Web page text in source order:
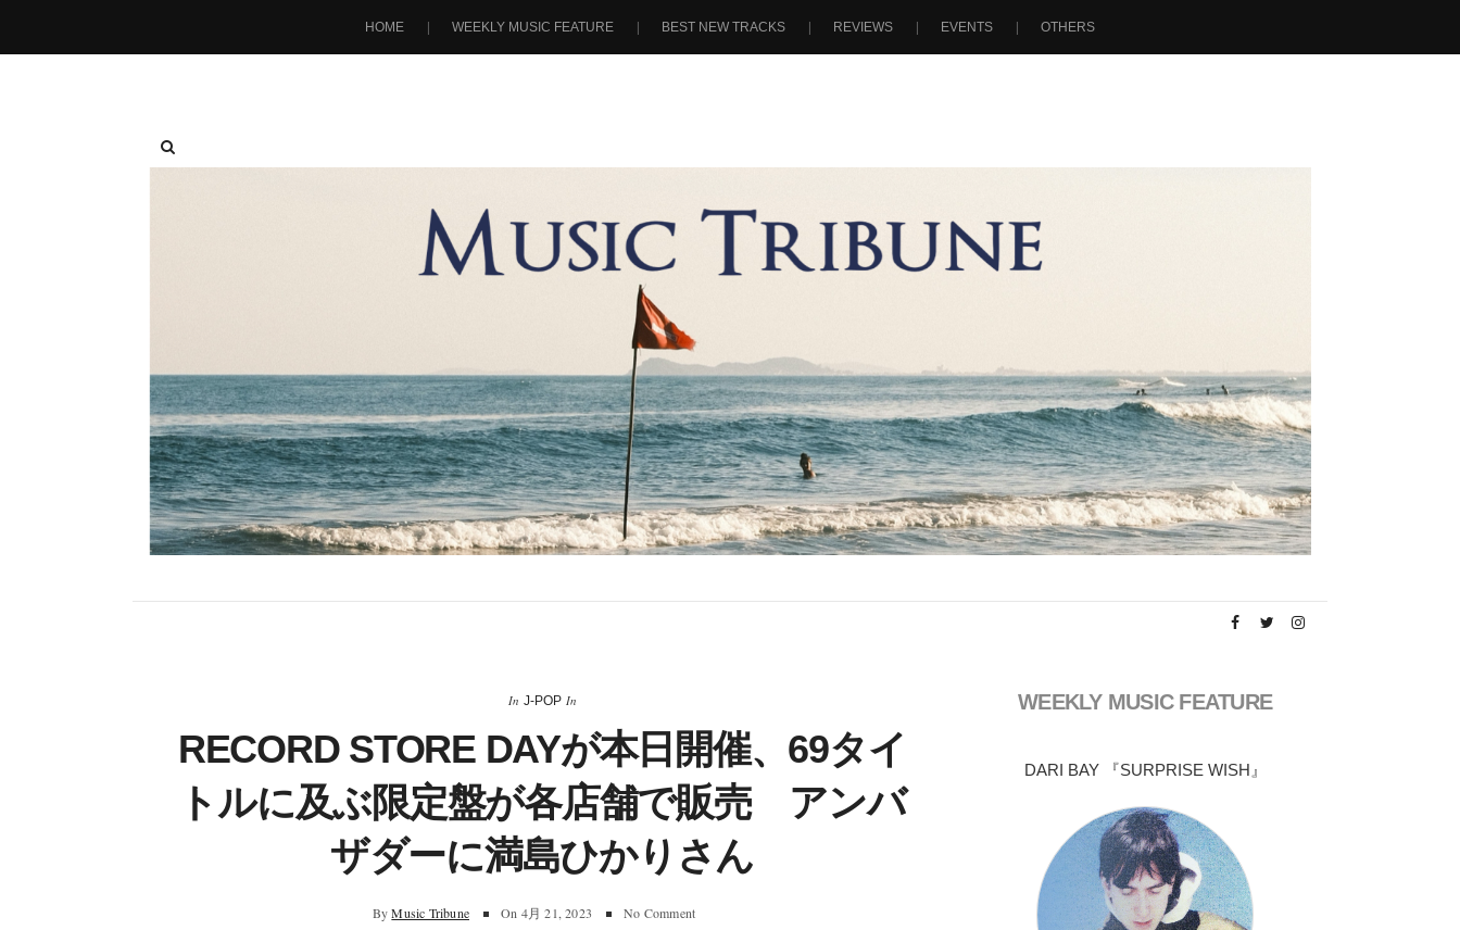
HOME WEEKLY MUSIC FEATURE BEST NEW TRACKS REVIEWS EVENTS OTHERS
In J-POP In
RECORD STORE DAYが本日開催、69タイ
トルに及ぶ限定盤が各店舗で販売 アンバ
ザダーに満島ひかりさん
By Music Tribune On 4月 21, 2023 No Comment
WEEKLY MUSIC FEATURE
DARI BAY 『SURPRISE WISH』